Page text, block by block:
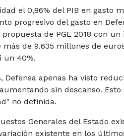
el 0,86% del PIB en gasto
progresivo del gasto en
de PGE 2018 con
más de 9.635 millones de
un 40%.
Defensa apenas ha visto
sin descanso.
no definida.
Generales del Estado
existente en los